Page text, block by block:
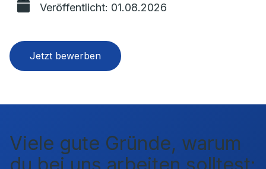
Veröffentlicht: 01.08.2026
Jetzt bewerben
Viele gute Gründe, warum